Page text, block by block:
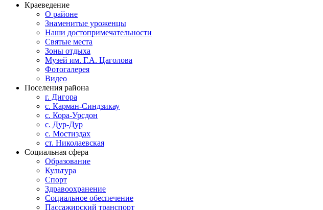
Краеведение
О районе
Знаменитые уроженцы
Наши достопримечательности
Святые места
Зоны отдыха
Музей им. Г.А. Цаголова
Фотогалерея
Видео
Поселения района
г. Дигора
с. Карман-Синдзикау
с. Кора-Урсдон
с. Дур-Дур
с. Мостиздах
ст. Николаевская
Социальная сфера
Образование
Культура
Спорт
Здравоохранение
Социальное обеспечение
Пассажирский транспорт